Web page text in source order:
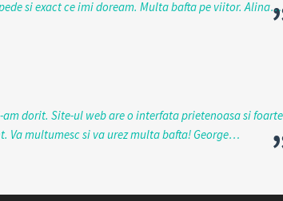
si exact ce imi doream. Multa bafta pe viitor. Alina…
dorit. Site-ul web are o interfata prietenoasa si foarte
multumesc si va urez multa bafta! George…